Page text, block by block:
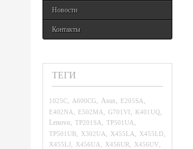
Новости
Контакты
ТЕГИ
1025C, A600CG, Asus, E205SA,
E402NA, E502MA, G701VI, K401UQ,
Lenovo, TP201SA, TP501UA,
TP501UB, X302UA, X455LA, X455LD,
X455LJ, X456UA, X456UR, X456UV,